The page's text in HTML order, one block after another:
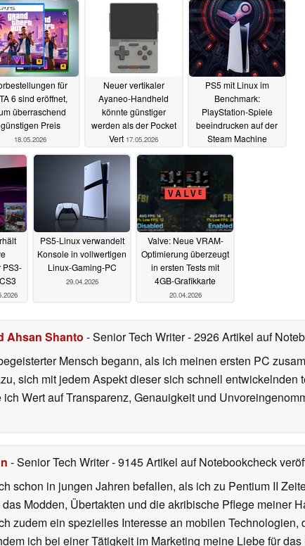
für
6 sind eröffnet,
überraschend
günstigen Preis
18.05.2026
Neuer vertikaler
Ayaneo-Handheld
könnte günstiger
werden als der Pocket
Vert 17.05.2026
PS5 mit Linux im
Benchmark:
PlayStation-Spiele
beeindrucken auf der
Steam Machine
Alternative
PS3-
PS5-Linux verwandelt
Konsole in vollwertigen
Linux-Gaming-PC
29.04.2026
Valve: Neue VRAM-
Optimierung überzeugt
in ersten Tests mit
4GB-Grafikkarte
20.04.2026
Ahsan Shanto - Senior Tech Writer- 2926 Artikel auf
Mensch begann, als ich meinen ersten PC
sich mit jedem Aspekt dieser sich schnell entwickelnden
Wert auf Transparenz, Genauigkeit und
- Senior Tech Writer- 9145 Artikel auf Notebookcheck
schon in jungen Jahren befallen, als ich zu Pentium II
Modden, Übertakten und die akribische Pflege meiner
zudem ein spezielles Interesse an mobilen
ich bei einer Tätigkeit im Marketing meine Liebe für